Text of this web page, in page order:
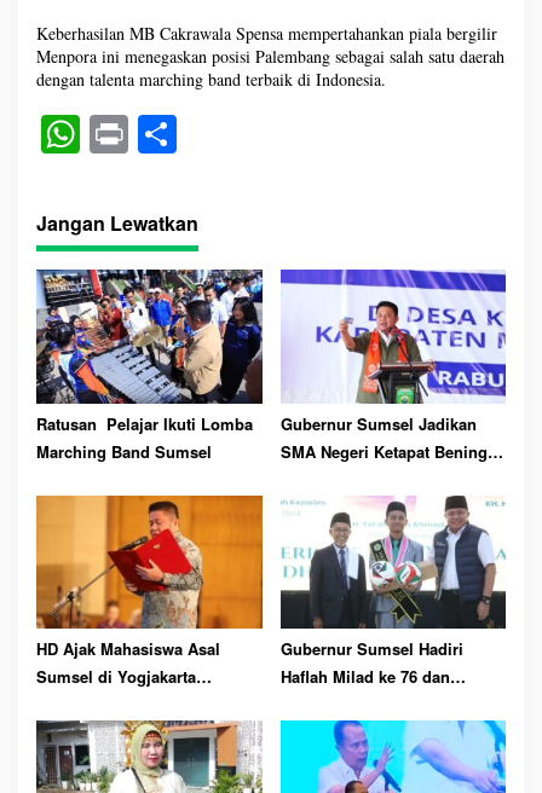
Keberhasilan MB Cakrawala Spensa mempertahankan piala bergilir
Menpora ini menegaskan posisi Palembang sebagai salah satu daerah
dengan talenta marching band terbaik di Indonesia.
W
ts
A
pp
Pr
t re
Jangan Lewatkan
Ratusan Pelajar Ikuti Lomba
Marching Band Sumsel
Gubernur Sumsel Jadikan
SMA Negeri Ketapat Bening
Pendidikan
HD Ajak Mahasiswa Asal
Sumsel di Yogjakarta
Tourism
Gubernur Sumsel Hadiri
Haflah Milad ke 76 dan